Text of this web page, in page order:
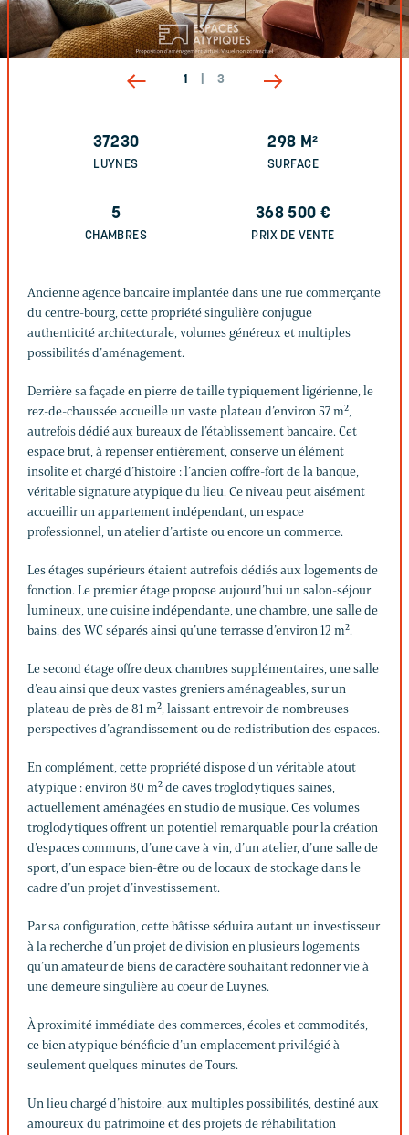
1 3
37230
LUYNES
298 M²
SURFACE
5
CHAMBRES
368 500 €
PRIX DE VENTE
Ancienne agence bancaire implantée dans une rue commerçante
du centre-bourg, cette propriété singulière conjugue
authenticité architecturale, volumes généreux et multiples
possibilités d’aménagement.
Derrière sa façade en pierre de taille typiquement ligérienne, le
rez-de-chaussée accueille un vaste plateau d’environ 57 m²,
autrefois dédié aux bureaux de l’établissement bancaire. Cet
espace brut, à repenser entièrement, conserve un élément
insolite et chargé d’histoire : l’ancien coffre-fort de la banque,
véritable signature atypique du lieu. Ce niveau peut aisément
accueillir un appartement indépendant, un espace
professionnel, un atelier d’artiste ou encore un commerce.
Les étages supérieurs étaient autrefois dédiés aux logements de
fonction. Le premier étage propose aujourd’hui un salon-séjour
lumineux, une cuisine indépendante, une chambre, une salle de
bains, des WC séparés ainsi qu’une terrasse d’environ 12 m².
Le second étage offre deux chambres supplémentaires, une salle
d’eau ainsi que deux vastes greniers aménageables, sur un
plateau de près de 81 m², laissant entrevoir de nombreuses
perspectives d’agrandissement ou de redistribution des espaces.
En complément, cette propriété dispose d’un véritable atout
atypique : environ 80 m² de caves troglodytiques saines,
actuellement aménagées en studio de musique. Ces volumes
troglodytiques offrent un potentiel remarquable pour la création
d’espaces communs, d’une cave à vin, d’un atelier, d’une salle de
sport, d’un espace bien-être ou de locaux de stockage dans le
cadre d’un projet d’investissement.
Par sa configuration, cette bâtisse séduira autant un investisseur
à la recherche d’un projet de division en plusieurs logements
qu’un amateur de biens de caractère souhaitant redonner vie à
une demeure singulière au coeur de Luynes.
À proximité immédiate des commerces, écoles et commodités,
ce bien atypique bénéficie d’un emplacement privilégié à
seulement quelques minutes de Tours.
Un lieu chargé d’histoire, aux multiples possibilités, destiné aux
amoureux du patrimoine et des projets de réhabilitation